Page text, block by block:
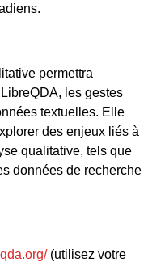
permettra
les gestes
textuelles. Elle
des enjeux liés à
qualitative, tels que
données de recherche
(utilisez votre